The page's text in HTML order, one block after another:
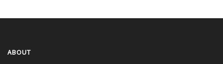
ABOUT